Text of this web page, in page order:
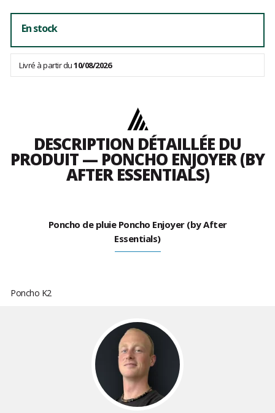
En stock
Livré à partir du10/08/2026
DESCRIPTION DÉTAILLÉE DU
PRODUIT — PONCHO ENJOYER (BY
AFTER ESSENTIALS)
Poncho de pluie Poncho Enjoyer (by After
Essentials)
Poncho K2